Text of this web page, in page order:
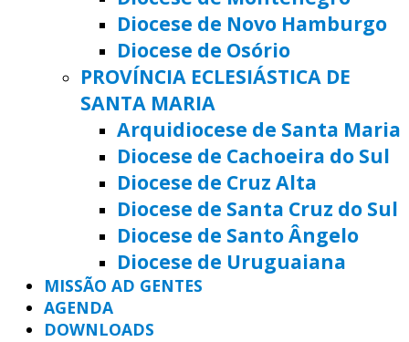
Diocese de Novo Hamburgo
Diocese de Osório
PROVÍNCIA ECLESIÁSTICA DE
SANTA MARIA
Arquidiocese de Santa Maria
Diocese de Cachoeira do Sul
Diocese de Cruz Alta
Diocese de Santa Cruz do Sul
Diocese de Santo Ângelo
Diocese de Uruguaiana
MISSÃO AD GENTES
AGENDA
DOWNLOADS